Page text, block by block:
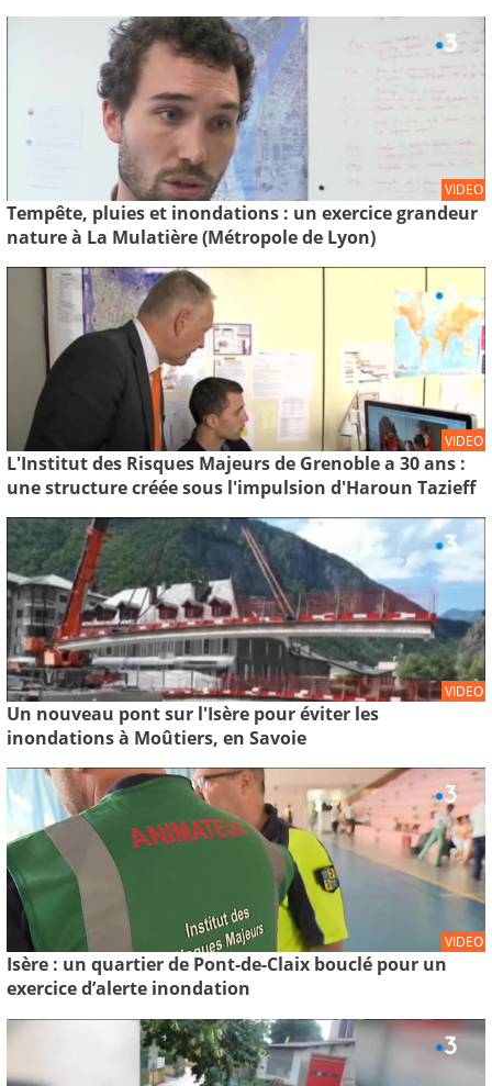
VIDEO
Tempête, pluies et inondations : un exercice grandeur
nature à La Mulatière (Métropole de Lyon)
VIDEO
L'Institut des Risques Majeurs de Grenoble a 30 ans :
une structure créée sous l'impulsion d'Haroun Tazieff
VIDEO
Un nouveau pont sur l'Isère pour éviter les
inondations à Moûtiers, en Savoie
VIDEO
Isère : un quartier de Pont-de-Claix bouclé pour un
exercice d’alerte inondation